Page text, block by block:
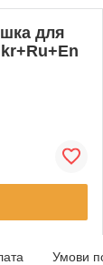
для
Умови